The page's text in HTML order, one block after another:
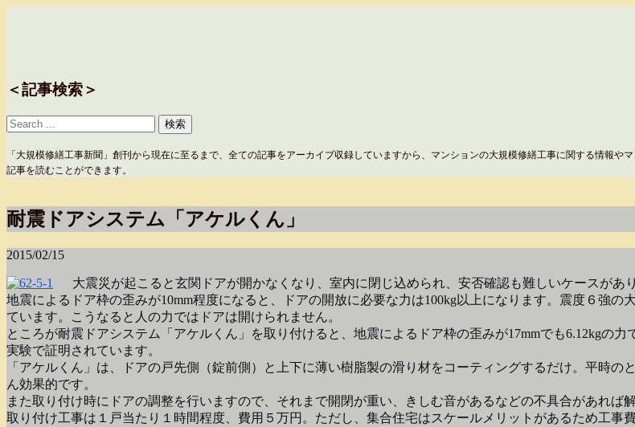
＜記事検索＞
「大規模修繕工事新聞」創刊から現在に至るまで、全ての記事をアーカイブ収録していますから、マンションの大規模修繕工事に関する情報
記事を読むことができます。
耐震ドアシステム「アケルくん」
2015/02/15
大震災が起こると玄関ドアが開かなくなり、室内に閉じ込められ、安否確認も難しいケースがあり
地震によるドア枠の歪みが10mm程度になると、ドアの開放に必要な力は100kg以上になります。震度６強
ています。こうなると人の力ではドアは開けられません。
ところが耐震ドアシステム「アケルくん」を取り付けると、地震によるドア枠の歪みが17mmでも6.12kgの
実験で証明されています。
「アケルくん」は、ドアの戸先側（錠前側）と上下に薄い樹脂製の滑り材をコーティングするだけ。平時
ん効果的です。
また取り付け時にドアの調整を行いますので、それまで開閉が重い、きしむ音があるなどの不具合があれば
取り付け工事は１戸当たり１時間程度、費用５万円。ただし、集合住宅はスケールメリットがあるため工